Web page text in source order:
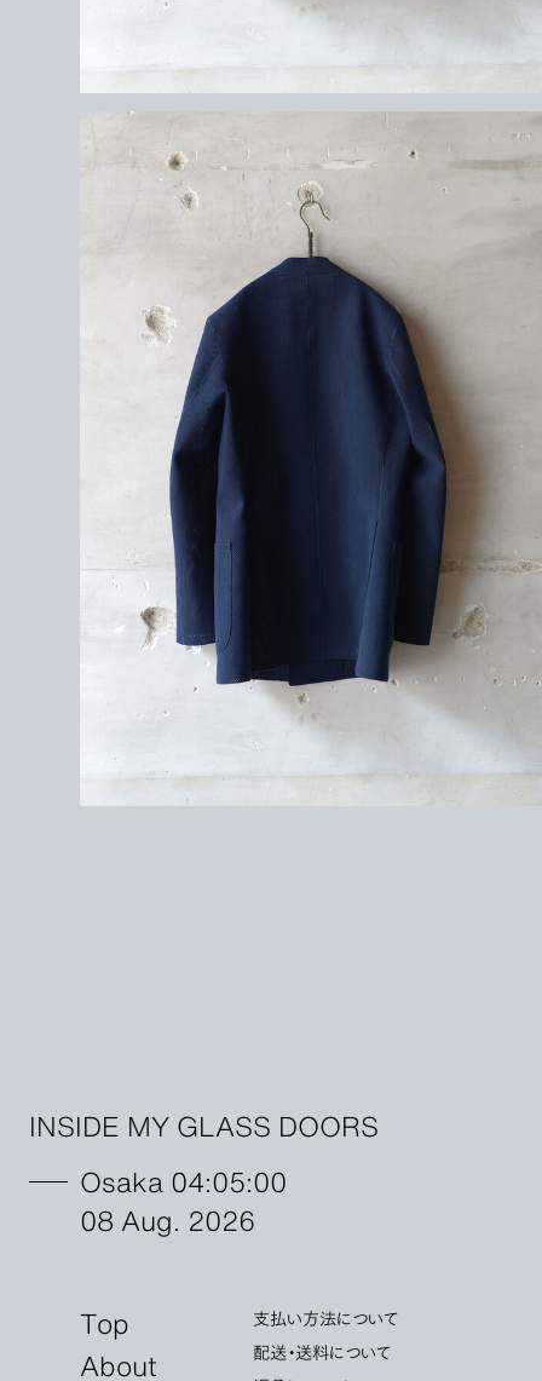
INSIDE MY GLASS DOORS
Osaka 04:05:01
08 Aug. 2026
Top
About
支払い方法について
配送・送料について